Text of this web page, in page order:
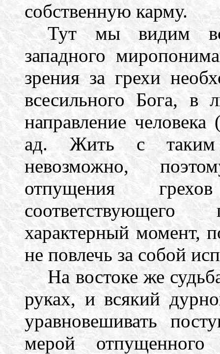
собственную карму.
Тут мы видим
западного
зрения за грехи
всесильного Бога, в
направление
ад. Жить с таким
невозможно,
отпущения
характерный момент,
не повлечь за собой
На востоке же
руках, и всякий
уравновешивать
мерой